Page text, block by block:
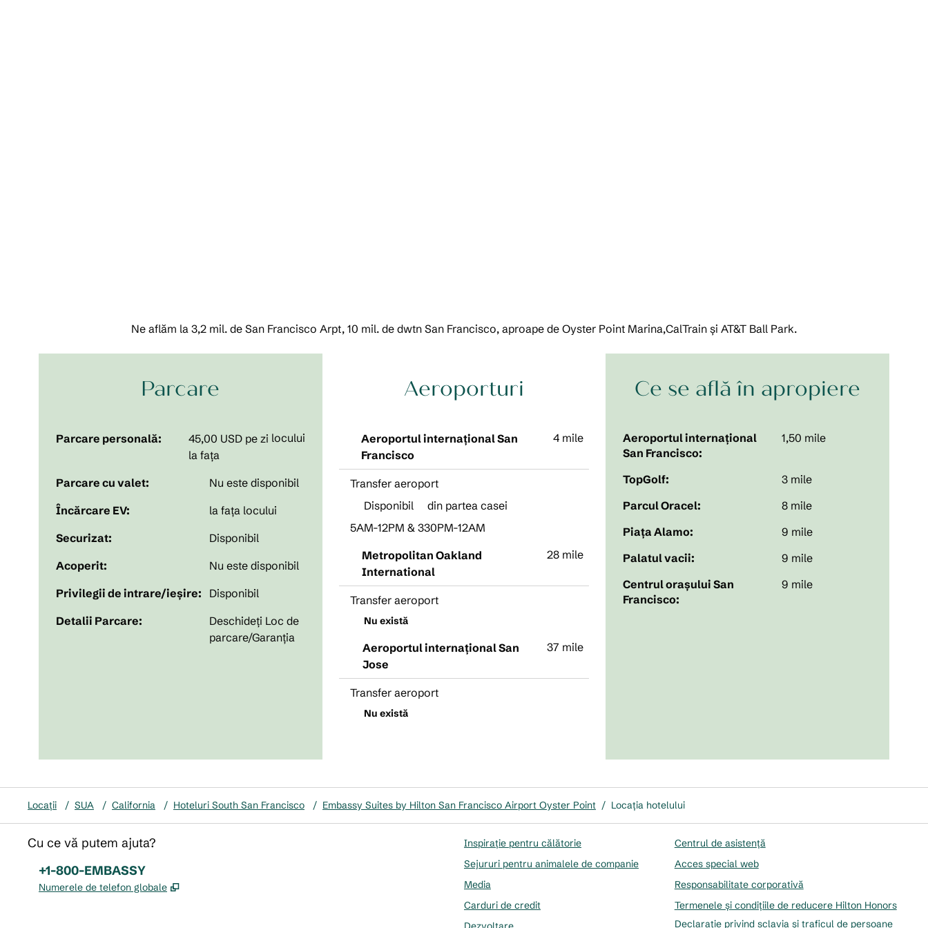
Ne aflăm la 3,2 mil. de San Francisco Arpt, 10 mil. de dwtn San Francisco, aproape de Oyster Point Marina,CalTrain și AT&T Ball Park.
Parcare
Parcare personală:
45,00 USD pe zi
la fața
locului
Parcare cu valet:
Nu este disponibil
Încărcare EV:
la fața locului
Securizat:
Disponibil
Acoperit:
Nu este disponibil
Privilegii de intrare/ieșire:
Disponibil
Detalii Parcare:
Deschideți Loc de
parcare/Garanția
Aeroporturi
Aeroportul internațional San
Francisco
4 mile
Transfer aeroport
Disponibil
din partea casei
5AM-12PM & 330PM-12AM
Metropolitan Oakland
International
28 mile
Transfer aeroport
Nu există
Aeroportul internațional San
Jose
37 mile
Transfer aeroport
Nu există
Ce se află în apropiere
Aeroportul internațional
San Francisco:
1,50 mile
TopGolf:
3 mile
Parcul Oracel:
8 mile
Piața Alamo:
9 mile
Palatul vacii:
9 mile
Centrul orașului San
Francisco:
9 mile
Locații / SUA / California / Hoteluri South San Francisco / Embassy Suites by Hilton San Francisco Airport Oyster Point / Locația hotelului
Cu ce vă putem ajuta?
Telefon:
+1-800-EMBASSY
Numerele de telefon globale ,
Inspirație pentru călătorie
Sejururi pentru animalele de companie
Media
Carduri de credit
Centrul de asistență
Acces special web
Responsabilitate corporativă
Termenele și condițiile de reducere Hilton Honors
Declarație privind sclavia și traficul de persoane